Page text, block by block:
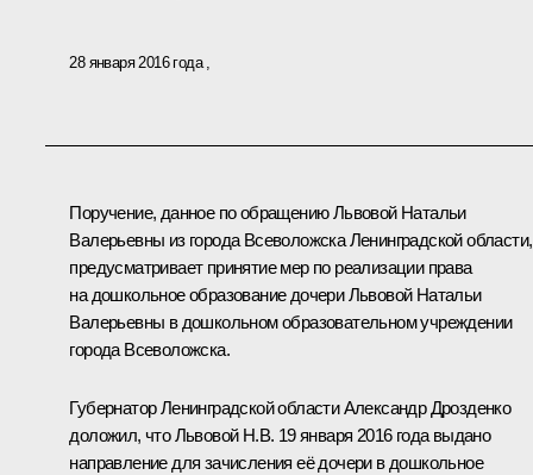
28 января 2016 года
Поручение, данное по обращению Львовой Натальи
Валерьевны из города Всеволожска Ленинградской области,
предусматривает принятие мер по реализации права
на дошкольное образование дочери Львовой Натальи
Валерьевны в дошкольном образовательном учреждении
города Всеволожска.
Губернатор Ленинградской области Александр Дрозденко
доложил, что Львовой Н.В. 19 января 2016 года выдано
направление для зачисления её дочери в дошкольное